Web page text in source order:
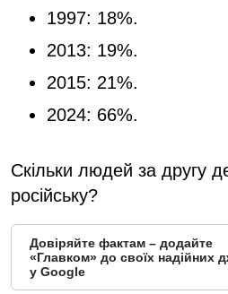
1997: 18%.
2013: 19%.
2015: 21%.
2024: 66%.
Скільки людей за другу
російську?
Довіряйте фактам – додайте
«Главком» до своїх надійних
у Google